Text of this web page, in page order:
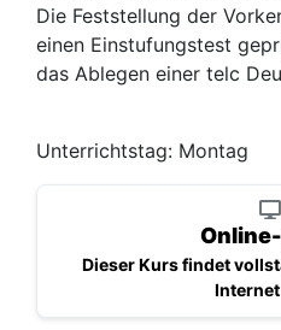
Die Feststellung der
einen Einstufungstest
das Ablegen einer telc
Unterrichtstag: Montag
Dieser Kurs findet